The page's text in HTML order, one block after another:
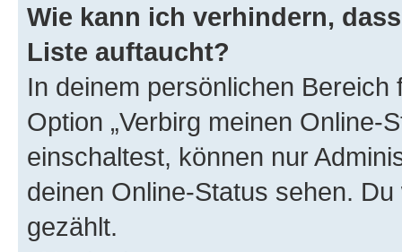
Wie kann ich verhindern,
Liste auftaucht?
In deinem persönlichen
Option „Verbirg meinen Online-
einschaltest, können nur
deinen Online-Status sehen.
gezählt.